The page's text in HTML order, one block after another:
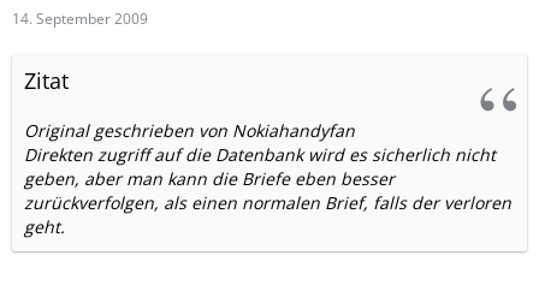
14. September 2009
Zitat
Original geschrieben von Nokiahandyfan
Direkten zugriff auf die Datenbank wird es sicherlich nicht
geben, aber man kann die Briefe eben besser
zurückverfolgen, als einen normalen Brief, falls der verloren
geht.